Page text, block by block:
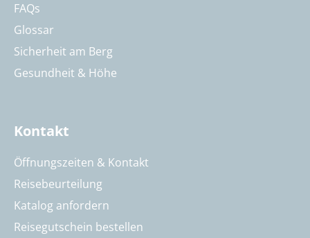
FAQs
Glossar
Sicherheit am Berg
Gesundheit & Höhe
Kontakt
Öffnungszeiten & Kontakt
Reisebeurteilung
Katalog anfordern
Reisegutschein bestellen